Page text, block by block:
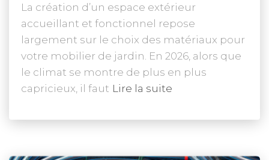
La création d’un espace extérieur
accueillant et fonctionnel repose
largement sur le choix des matériaux pour
votre mobilier de jardin. En 2026, alors que
le climat se montre de plus en plus
capricieux, il faut Lire la suite